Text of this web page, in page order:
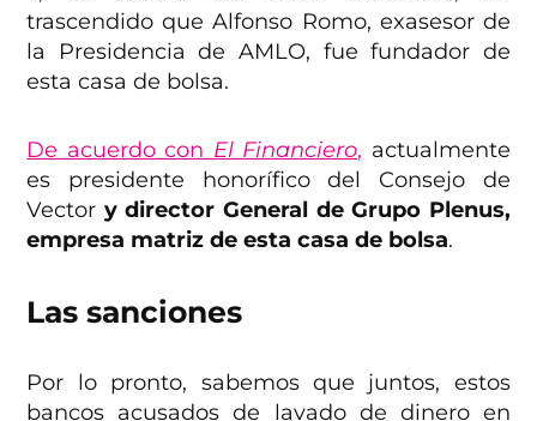
trascendido que Alfonso Romo, exasesor de
la Presidencia de AMLO, fue fundador de
esta casa de bolsa.
De acuerdo con El Financiero, actualmente
es presidente honorífico del Consejo de
Vector y director General de Grupo Plenus,
empresa matriz de esta casa de bolsa.
Las sanciones
Por lo pronto, sabemos que juntos, estos
bancos acusados de lavado de dinero en